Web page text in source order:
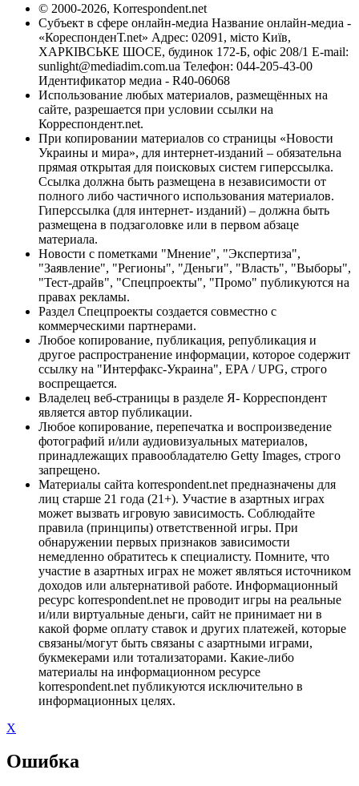
© 2000-2026, Korrespondent.net
Субъект в сфере онлайн-медиа Название онлайн-медиа -
«КореспонденТ.net» Адрес: 02091, місто Київ,
ХАРКІВСЬКЕ ШОСЕ, будинок 172-Б, офіс 208/1 E-mail:
sunlight@mediadim.com.ua Телефон: 044-205-43-00
Идентификатор медиа - R40-06068
Использование любых материалов, размещённых на
сайте, разрешается при условии ссылки на
Корреспондент.net.
При копировании материалов со страницы «Новости
Украины и мира», для интернет-изданий – обязательна
прямая открытая для поисковых систем гиперссылка.
Ссылка должна быть размещена в независимости от
полного либо частичного использования материалов.
Гиперссылка (для интернет- изданий) – должна быть
размещена в подзаголовке или в первом абзаце
материала.
Новости с пометками "Мнение", "Экспертиза",
"Заявление", "Регионы", "Деньги", "Власть", "Выборы",
"Тест-драйв", "Спецпроекты", "Промо" публикуются на
правах рекламы.
Раздел Спецпроекты создается совместно с
коммерческими партнерами.
Любое копирование, публикация, републикация и
другое распространение информации, которое содержит
ссылку на "Интерфакс-Украина", EPA / UPG, строго
воспрещается.
Владелец веб-страницы в разделе Я- Корреспондент
является автор публикации.
Любое копирование, перепечатка и воспроизведение
фотографий и/или аудиовизуальных материалов,
принадлежащих правообладателю Getty Images, строго
запрещено.
Материалы сайта korrespondent.net предназначены для
лиц старше 21 года (21+). Участие в азартных играх
может вызвать игровую зависимость. Соблюдайте
правила (принципы) ответственной игры. При
обнаружении первых признаков зависимости
немедленно обратитесь к специалисту. Помните, что
участие в азартных играх не может являться источником
доходов или альтернативой работе. Информационный
ресурс korrespondent.net не проводит игры на реальные
и/или виртуальные деньги, сайт не принимает ни в
какой форме оплату ставок и других платежей, которые
связаны/могут быть связаны с азартными играми,
букмекерами или тотализаторами. Какие-либо
материалы на информационном ресурсе
korrespondent.net публикуются исключительно в
информационных целях.
X
Ошибка